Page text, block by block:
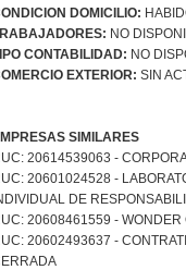
DOMICILIO:
NO
CONTABILIDAD: NO
EXTERIOR: SIN
SIMILARES
20614539063 -
20601024528 -
DE
20608461559 - WONDER
20602493637 -